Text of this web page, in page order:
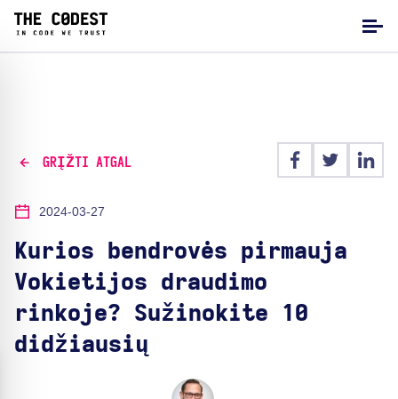
GRĮŽTI ATGAL
2024-03-27
Kurios bendrovės pirmauja
Vokietijos draudimo
rinkoje? Sužinokite 10
didžiausių